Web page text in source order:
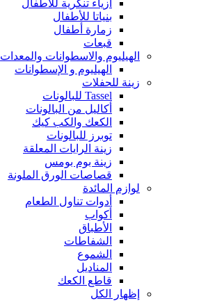
أزياء تنكرية للأطفال
بنياتا للأطفال
زمارة أطفال
قبعات
الهيليوم والاسطوانات والمعدات
الهيليوم و الإسطوانات
زينة للحفلات
Tassel للبالونات
أكاليل من البالونات
الكعك والكب كيك
توبرز للبالونات
زينة الرايات المعلقة
زينة بوم بومس
قصاصات الورق الملونة
لوازم المائدة
أدوات تناول الطعام
أكواب
الأطباق
الشفاطات
الشموع
المناديل
قاطع الكعك
إظهار الكل